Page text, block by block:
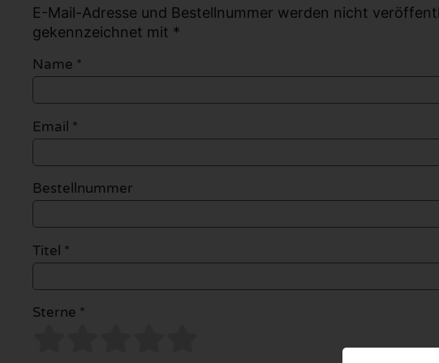
E-Mail-Adresse und Bestellnummer werden nicht
gekennzeichnet mit *
Name *
Email *
Bestellnummer
Titel *
Sterne *